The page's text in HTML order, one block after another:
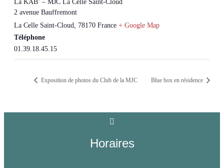
La KAB’ – MJC La Celle Saint-Cloud
2 avenue Bauffremont
La Celle Saint-Cloud, 78170 France + Google Map
Téléphone
01.39.18.45.15
Exposition de photos du Club de la MJC Blue box en résidence
Horaires